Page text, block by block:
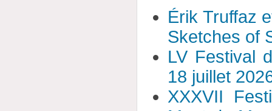
Érik Truffaz
Sketches of
LV Festival
18 juillet
XXXVII